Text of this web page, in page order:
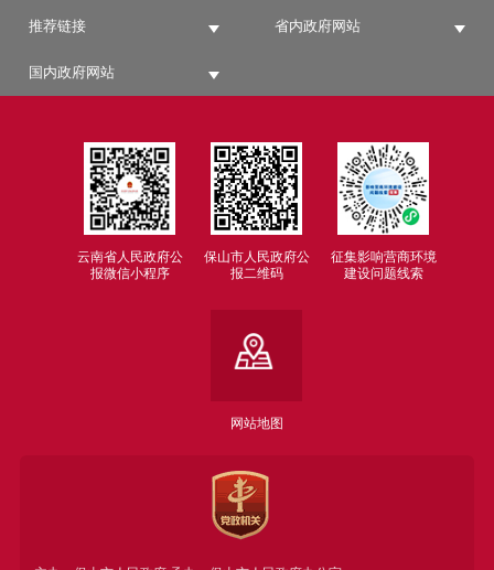
推荐链接 省内政府网站
国内政府网站
云南省人民政府公
报微信小程序
保山市人民政府公
报二维码
征集影响营商环境
建设问题线索
网站地图